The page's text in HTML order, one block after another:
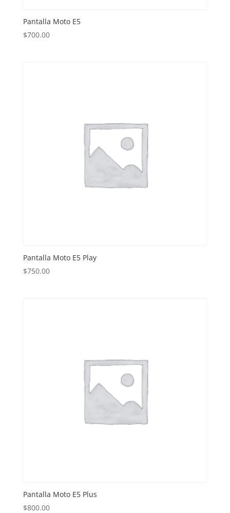
Pantalla Moto E5
$700.00
Pantalla Moto E5 Play
$750.00
Pantalla Moto E5 Plus
$800.00